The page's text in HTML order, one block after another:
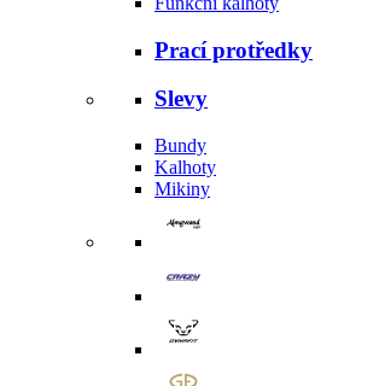
Prací protředky
Slevy
Bundy
Kalhoty
Mikiny